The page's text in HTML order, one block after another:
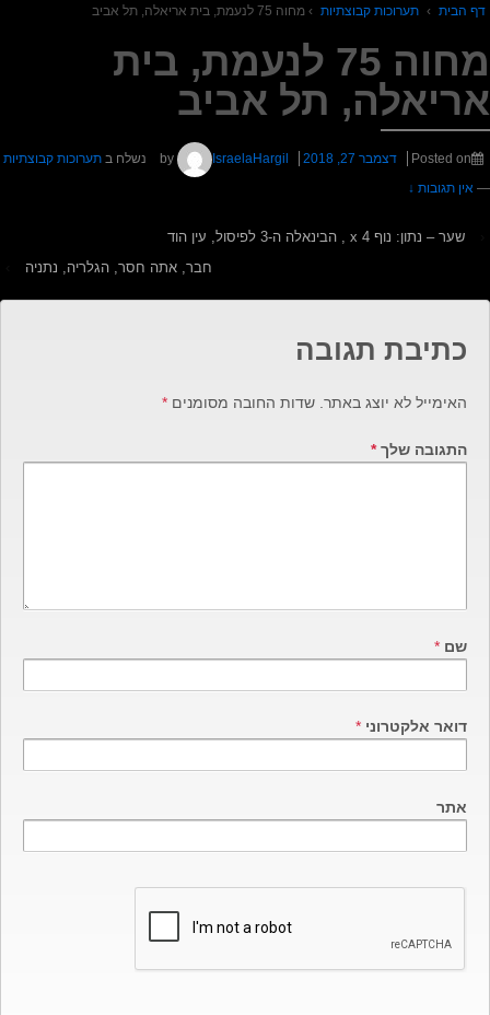
הבית תערוכות קבוצתיות מחוה 75 לנעמת, בית אריאלה, תל אביב
מחוה 75 לנעמת, בית
תל אביב
Posted on דצמבר 27, 2018 by
IsraelaHargil נשלח בתערוכות קבוצתיות
אין תגובות ↓
שער – נתון: נוף 4 x , הבינאלה ה-3 לפיסול, עין הוד
חבר, אתה חסר, הגלריה, נתניה
כתיבת תגובה
האימייל לא יוצג באתר. שדות החובה מסומנים*
התגובה שלך*
שם *
דואר אלקטרוני *
אתר